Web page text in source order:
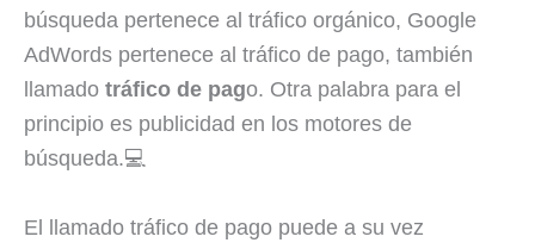
búsqueda pertenece al tráfico orgánico, Google
AdWords pertenece al tráfico de pago, también
llamado tráfico de pago. Otra palabra para el
principio es publicidad en los motores de
búsqueda.💻
El llamado tráfico de pago puede a su vez